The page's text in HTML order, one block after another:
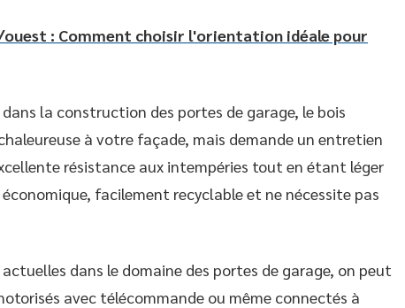
: Comment choisir l'orientation idéale pour
la construction des portes de garage, le bois
à votre façade, mais demande un entretien
résistance aux intempéries tout en étant léger
facilement recyclable et ne nécessite pas
dans le domaine des portes de garage, on peut
avec télécommande ou même connectés à